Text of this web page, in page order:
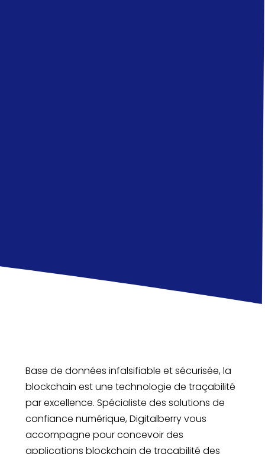
Base de données infalsifiable et sécurisée, la
blockchain est une technologie de traçabilité
par excellence. Spécialiste des solutions de
confiance numérique, Digitalberry vous
accompagne pour concevoir des
applications blockchain de traçabilité des